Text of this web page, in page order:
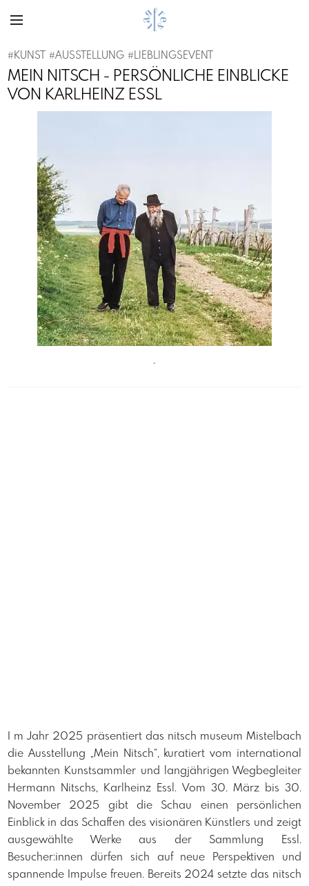
#KUNST #AUSSTELLUNG #LIEBLINGSEVENT
MEIN NITSCH - PERSÖNLICHE EINBLICKE
VON KARLHEINZ ESSL
Previous Next
´
I m Jahr 2025 präsentiert das nitsch museum Mistelbach
die Ausstellung „Mein Nitsch“, kuratiert vom international
bekannten Kunstsammler und langjährigen Wegbegleiter
Hermann Nitschs, Karlheinz Essl. Vom 30. März bis 30.
November 2025 gibt die Schau einen persönlichen
Einblick in das Schaffen des visionären Künstlers und zeigt
ausgewählte Werke aus der Sammlung Essl.
Besucher:innen dürfen sich auf neue Perspektiven und
spannende Impulse freuen. Bereits 2024 setzte das nitsch